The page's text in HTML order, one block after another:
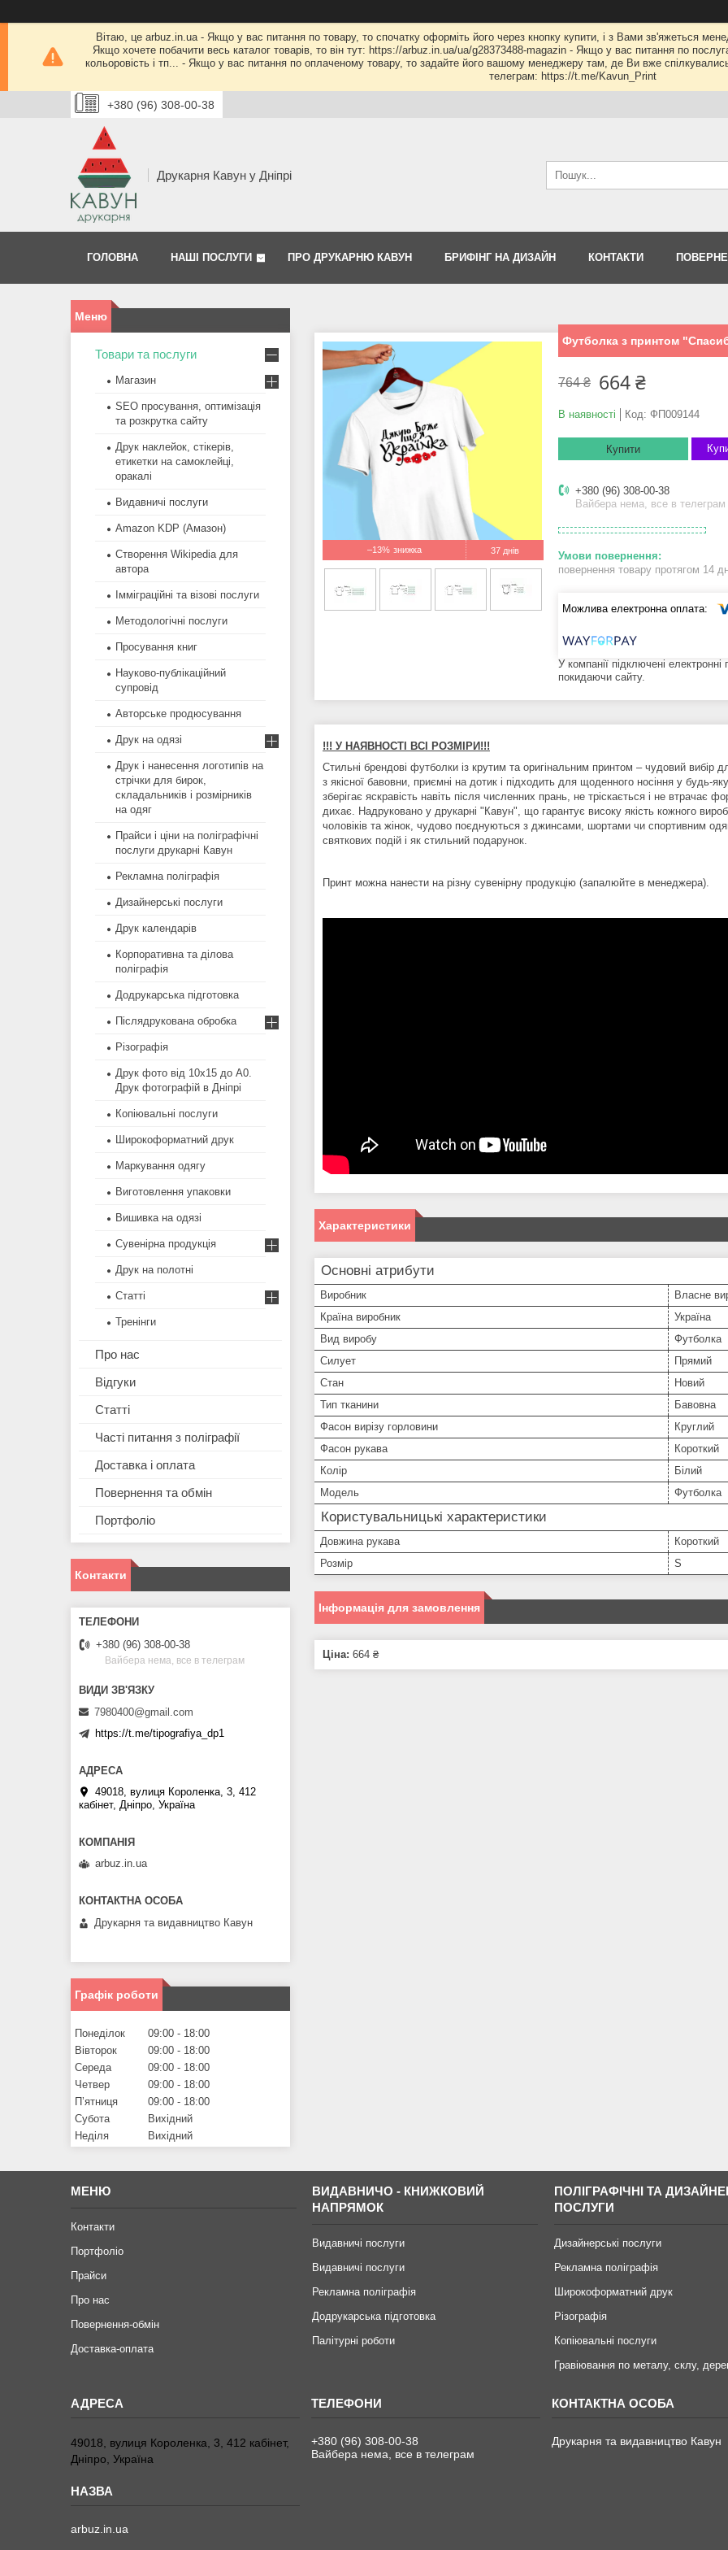
Вітаю, це arbuz.in.ua - Якщо у вас питання по товару, то спочатку оформіть його через кнопку купити, і з Вами зв'яжеться
Якщо хочете побачити весь каталог товарів, то він тут: https://arbuz.in.ua/ua/g28373488-magazin - Якщо у вас питання по
кольоровість і тп... - Якщо у вас питання по оплаченому товару, то задайте його вашому менеджеру там, де Ви вже
телеграм: https://t.me/Kavun_Print
+380 (96) 308-00-38
Друкарня Кавун у Дніпрі
ГОЛОВНА НАШІ ПОСЛУГИ ПРО ДРУКАРНЮ КАВУН БРИФІНГ НА ДИЗАЙН КОНТАКТИ
–13% 37 днів
Футболка з принтом
764 ₴ 664 ₴
В наявності Код: ФП009144
Купити
+380 (96) 308-00-38
Вайбера нема, все в телеграм
повернення товару протягом 14
У компанії підключені
покидаючи сайту.
!!! У НАЯВНОСТІ ВСІ РОЗМІРИ!!!
Стильні брендові футболки із крутим та оригінальним принтом – чудовий вибір
з якісної бавовни, приємні на дотик і підходить для щоденного носіння у
зберігає яскравість навіть після численних прань, не тріскається і не втрачає
дихає. Надруковано у друкарні "Кавун", що гарантує високу якість кожного
чоловіків та жінок, чудово поєднуються з джинсами, шортами чи спортивним
святкових подій і як стильний подарунок.
Принт можна нанести на різну сувенірну продукцію (запалюйте в менеджера).
Характеристики
Основні атрибути
Виробник
Власне
Країна виробник
Україна
Вид виробу
Футболка
Силует
Прямий
Стан
Новий
Тип тканини
Бавовна
Фасон вирізу горловини
Круглий
Фасон рукава
Короткий
Колір
Білий
Модель
Футболка
Користувальницькі характеристики
Довжина рукава
Короткий
Розмір
S
Інформація для замовлення
Ціна: 664 ₴
Товари та послуги
Магазин
SEO просування, оптимізація
та розкрутка сайту
Друк наклейок, стікерів,
етикетки на самоклейці,
оракалі
Видавничі послуги
Amazon KDP (Амазон)
Створення Wikipedia для
автора
Імміграційні та візові послуги
Методологічні послуги
Просування книг
Науково-публікаційний
супровід
Авторське продюсування
Друк на одязі
Друк і нанесення логотипів на
стрічки для бирок,
складальників і розмірників
на одяг
Прайси і ціни на поліграфічні
послуги друкарні Кавун
Рекламна поліграфія
Дизайнерські послуги
Друк календарів
Корпоративна та ділова
поліграфія
Додрукарська підготовка
Післядрукована обробка
Різографія
Друк фото від 10х15 до А0.
Друк фотографій в Дніпрі
Копіювальні послуги
Широкоформатний друк
Маркування одягу
Виготовлення упаковки
Вишивка на одязі
Сувенірна продукція
Друк на полотні
Статті
Тренінги
Про нас
Відгуки
Статті
Часті питання з поліграфії
Доставка і оплата
Повернення та обмін
Портфоліо
Контакти
+380 (96) 308-00-38
Вайбера нема, все в телеграм
7980400@gmail.com
https://t.me/tipografiya_dp1
49018, вулиця Короленка, 3, 412
кабінет, Дніпро, Україна
arbuz.in.ua
Друкарня та видавництво Кавун
Графік роботи
Понеділок 09:00
18:00
Вівторок
09:00
18:00
Середа
09:00
18:00
Четвер
09:00
18:00
Пʼятниця
09:00
18:00
Субота
Вихідний
Неділя
Вихідний
МЕНЮ
Контакти
Портфоліо
Прайси
Про нас
Повернення-обмін
Доставка-оплата
ВИДАВНИЧО - КНИЖКОВИЙ
НАПРЯМОК
Видавничі послуги
Видавничі послуги
Рекламна поліграфія
Додрукарська підготовка
Палітурні роботи
ПОЛІГРАФІЧНІ ТА
ПОСЛУГИ
Дизайнерські послуги
Рекламна поліграфія
Широкоформатний друк
Різографія
Копіювальні послуги
Гравіювання по металу, склу,
49018, вулиця Короленка, 3, 412 кабінет,
Дніпро, Україна
arbuz.in.ua
+380 (96) 308-00-38
Вайбера нема, все в телеграм
Друкарня та видавництво Кавун